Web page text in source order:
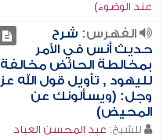
عند الوضوء)
الفهرس: شرح
حديث أنس في الأمر
بمخالطة الحائض مخالفة
لليهود , تأويل قول الله عز
وجل: (ويسألونك عن
المحيض)
للشيخ: عبد المحسن العباد